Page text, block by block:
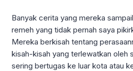
Banyak cerita yang mereka
remeh yang tidak pernah saya
Mereka berkisah tentang
kisah-kisah yang terlewatkan oleh
sering bertugas ke luar kota atau